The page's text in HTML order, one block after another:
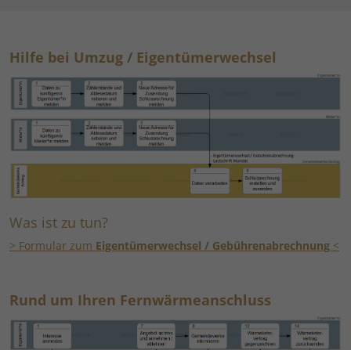
Hilfe bei Umzug / Eigentümerwechsel
Was ist zu tun?
> Formular zum Eigentümerwechsel / Gebührenabrechnung <
Rund um Ihren Fernwärmeanschluss